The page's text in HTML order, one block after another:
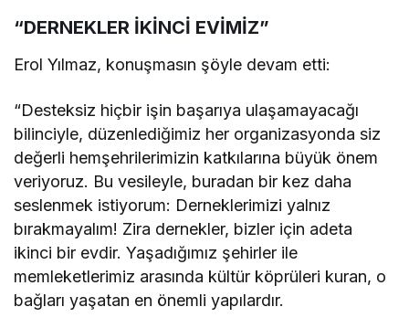
“DERNEKLER İKİNCİ EVİMİZ”
Erol Yılmaz, konuşmasın şöyle devam etti:
“Desteksiz hiçbir işin başarıya ulaşamayacağı
bilinciyle, düzenlediğimiz her organizasyonda siz
değerli hemşehrilerimizin katkılarına büyük önem
veriyoruz. Bu vesileyle, buradan bir kez daha
seslenmek istiyorum: Derneklerimizi yalnız
bırakmayalım! Zira dernekler, bizler için adeta
ikinci bir evdir. Yaşadığımız şehirler ile
memleketlerimiz arasında kültür köprüleri kuran, o
bağları yaşatan en önemli yapılardır.